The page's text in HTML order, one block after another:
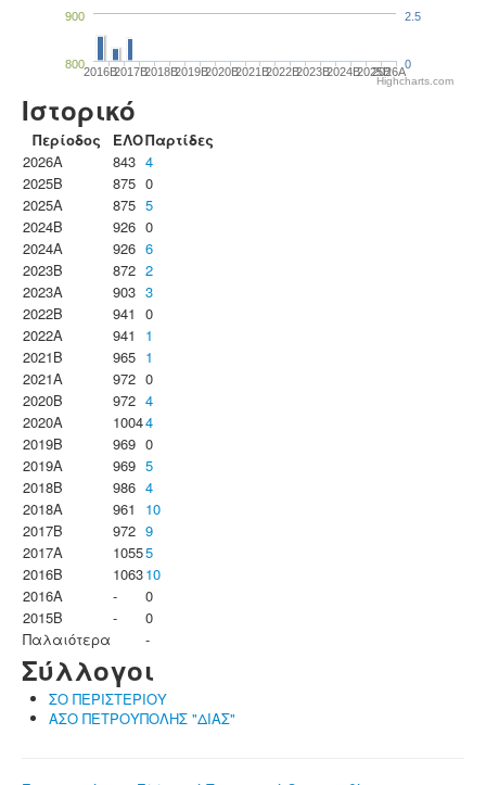
2016B2017B2018B2019B2020B2021B2022B2023B2024B2025B2026A
800
900
0
2.5
Highcharts.com
Ιστορικό
Περίοδος ΕΛΟΠαρτίδες
2026A
843 4
2025B
875 0
2025A
875 5
2024B
926 0
2024A
926 6
2023B
872 2
2023Α
903 3
2022B
941 0
2022A
941
1
2021B
965 1
2021A
972 0
2020B
972 4
2020A
10044
2019B
969 0
2019A
969 5
2018B
986 4
2018A
961
10
2017B
972 9
2017A
10555
2016B
106310
2016A
-
0
2015B
-
0
Παλαιότερα
-
Σύλλογοι
ΣΟ ΠΕΡΙΣΤΕΡΙΟΥ
ΑΣΟ ΠΕΤΡΟΥΠΟΛΗΣ "ΔΙΑΣ"